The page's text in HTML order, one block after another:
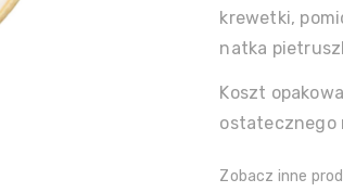
krewetki,
natka
Koszt
ostatecznego
Zobacz inne